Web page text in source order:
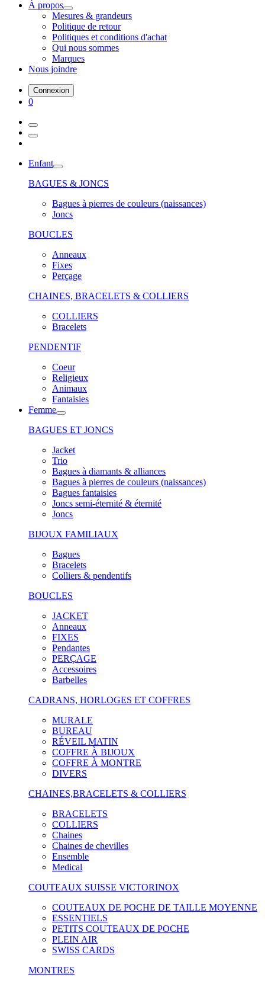
À propos
Mesures & grandeurs
Politique de retour
Politiques et conditions d'achat
Qui nous sommes
Marques
Nous joindre
Connexion
0
Enfant
BAGUES & JONCS
Bagues à pierres de couleurs (naissances)
Joncs
BOUCLES
Anneaux
Fixes
Perçage
CHAINES, BRACELETS & COLLIERS
COLLIERS
Bracelets
PENDENTIF
Coeur
Religieux
Animaux
Fantaisies
Femme
BAGUES ET JONCS
Jacket
Trio
Bagues à diamants & alliances
Bagues à pierres de couleurs (naissances)
Bagues fantaisies
Joncs semi-éternité & éternité
Joncs
BIJOUX FAMILIAUX
Bagues
Bracelets
Colliers & pendentifs
BOUCLES
JACKET
Anneaux
FIXES
Pendantes
PERÇAGE
Accessoires
Barbelles
CADRANS, HORLOGES ET COFFRES
MURALE
BUREAU
RÉVEIL MATIN
COFFRE À BIJOUX
COFFRE À MONTRE
DIVERS
CHAINES,BRACELETS & COLLIERS
BRACELETS
COLLIERS
Chaines
Chaines de chevilles
Ensemble
Medical
COUTEAUX SUISSE VICTORINOX
COUTEAUX DE POCHE DE TAILLE MOYENNE
ESSENTIELS
PETITS COUTEAUX DE POCHE
PLEIN AIR
SWISS CARDS
MONTRES